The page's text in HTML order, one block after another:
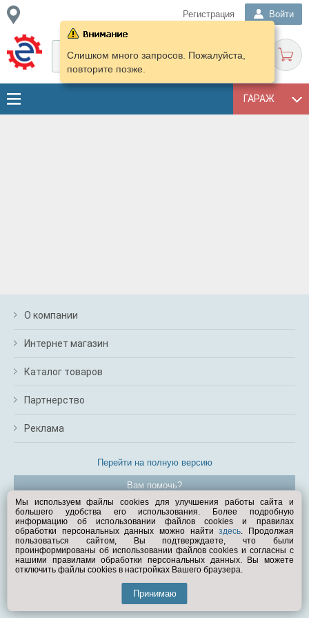
Регистрация Войти
ГАРАЖ
Слишком много запросов. Пожалуйста,
повторите позже.
О компании
Интернет магазин
Каталог товаров
Партнерство
Реклама
Перейти на полную версию
Вам помочь?
© Exist.ru 1998—2026
Мы используем файлы cookies для улучшения работы сайта и
большего удобства его использования. Более подробную
информацию об использовании файлов cookies и правилах
обработки персональных данных можно найтиздесь. Продолжая
пользоваться сайтом, Вы подтверждаете, что были
проинформированы об использовании файлов cookies и согласны с
нашими правилами обработки персональных данных. Вы можете
отключить файлы cookies в настройках Вашего браузера.
Принимаю